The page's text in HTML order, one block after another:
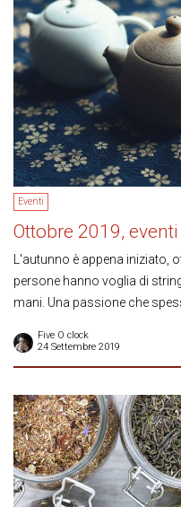
Eventi
Ottobre 2019,
L'autunno è appena iniziato,
persone hanno voglia di
mani. Una passione che
Five O clock
24 Settembre 2019